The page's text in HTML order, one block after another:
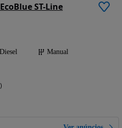
ST-Line
Diesel
Manual